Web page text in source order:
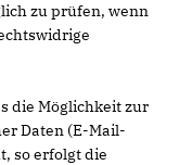
zu prüfen, wenn
die Möglichkeit zur
Daten (E-Mail-
so erfolgt die